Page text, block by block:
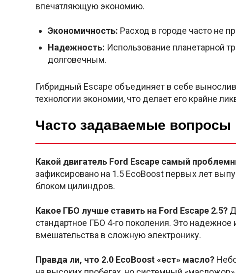
впечатляющую экономию.
Экономичность: Расход в городе часто не
Надежность: Использование планетарной
долговечным.
Гибридный Escape объединяет в себе
технологии экономии, что делает его крайне
Часто задаваемые вопросы
Какой двигатель Ford Escape самый
зафиксировано на 1.5 EcoBoost первых лет
блоком цилиндров.
Какое ГБО лучше ставить на Ford Escape 2.5?
стандартное ГБО 4-го поколения. Это
вмешательства в сложную электронику.
Правда ли, что 2.0 EcoBoost «ест» масло?